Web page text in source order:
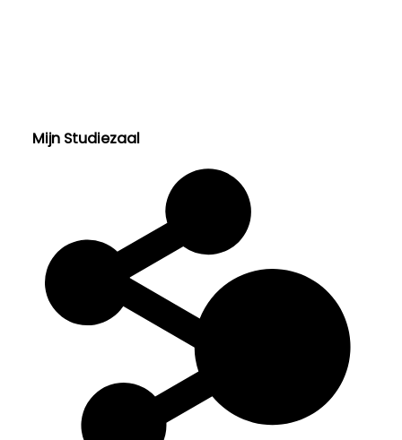
Mijn Studiezaal